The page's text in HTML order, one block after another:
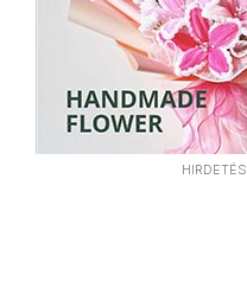
HIRDETÉS